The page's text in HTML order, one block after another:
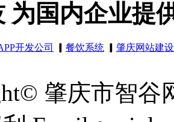
为国内企业提
开发公司 餐饮系统
肇庆网站建设
肇庆市智谷